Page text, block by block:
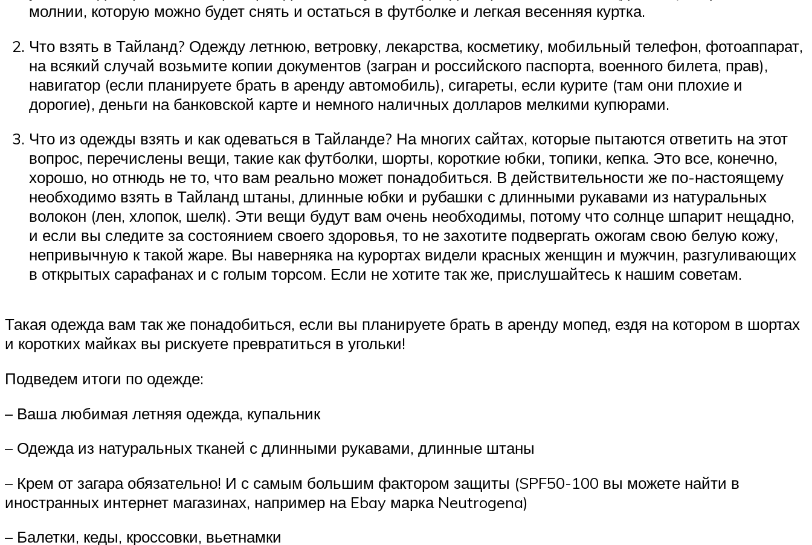
молнии, которую можно будет снять и остаться в футболке и легкая весенняя куртка.
Что взять в Тайланд? Одежду летнюю, ветровку, лекарства, косметику, мобильный телефон, фотоаппарат,
на всякий случай возьмите копии документов (загран и российского паспорта, военного билета, прав),
навигатор (если планируете брать в аренду автомобиль), сигареты, если курите (там они плохие и
дорогие), деньги на банковской карте и немного наличных долларов мелкими купюрами.
Что из одежды взять и как одеваться в Тайланде? На многих сайтах, которые пытаются ответить на этот
вопрос, перечислены вещи, такие как футболки, шорты, короткие юбки, топики, кепка. Это все, конечно,
хорошо, но отнюдь не то, что вам реально может понадобиться. В действительности же по-настоящему
необходимо взять в Тайланд штаны, длинные юбки и рубашки с длинными рукавами из натуральных
волокон (лен, хлопок, шелк). Эти вещи будут вам очень необходимы, потому что солнце шпарит нещадно,
и если вы следите за состоянием своего здоровья, то не захотите подвергать ожогам свою белую кожу,
непривычную к такой жаре. Вы наверняка на курортах видели красных женщин и мужчин, разгуливающих
в открытых сарафанах и с голым торсом. Если не хотите так же, прислушайтесь к нашим советам.
Такая одежда вам так же понадобиться, если вы планируете брать в аренду мопед, ездя на котором в шортах
и коротких майках вы рискуете превратиться в угольки!
Подведем итоги по одежде:
– Ваша любимая летняя одежда, купальник
– Одежда из натуральных тканей с длинными рукавами, длинные штаны
– Крем от загара обязательно! И с самым большим фактором защиты (SPF50-100 вы можете найти в
иностранных интернет магазинах, например на Ebay марка Neutrogena)
– Балетки, кеды, кроссовки, вьетнамки